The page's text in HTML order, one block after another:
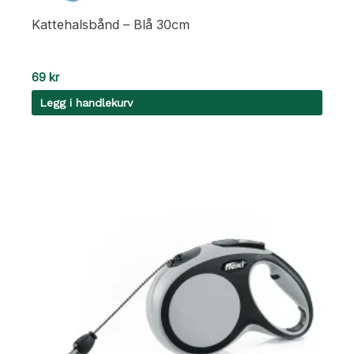
Kattehalsbånd – Blå 30cm
69 kr
Legg i handlekurv